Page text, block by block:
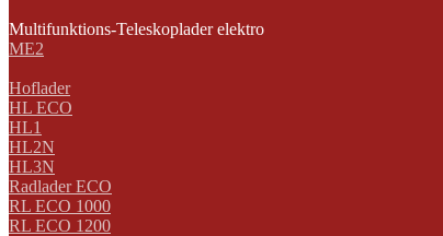
Multifunktions-Teleskoplader elektro
ME2
Hoflader
HL ECO
HL1
HL2N
HL3N
Radlader ECO
RL ECO 1000
RL ECO 1200